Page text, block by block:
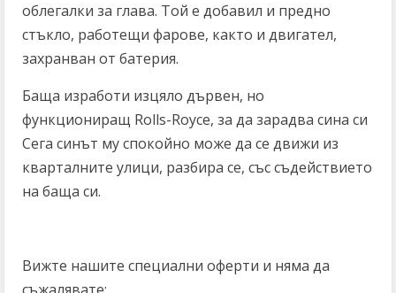
облегалки за глава. Той е добавил и предно
стъкло, работещи фарове, както и двигател,
захранван от батерия.
Баща изработи изцяло дървен, но
функциониращ Rolls-Royce, за да зарадва сина си
Сега синът му спокойно може да се движи из
кварталните улици, разбира се, със съдействието
на баща си.
Вижте нашите специални оферти и няма да